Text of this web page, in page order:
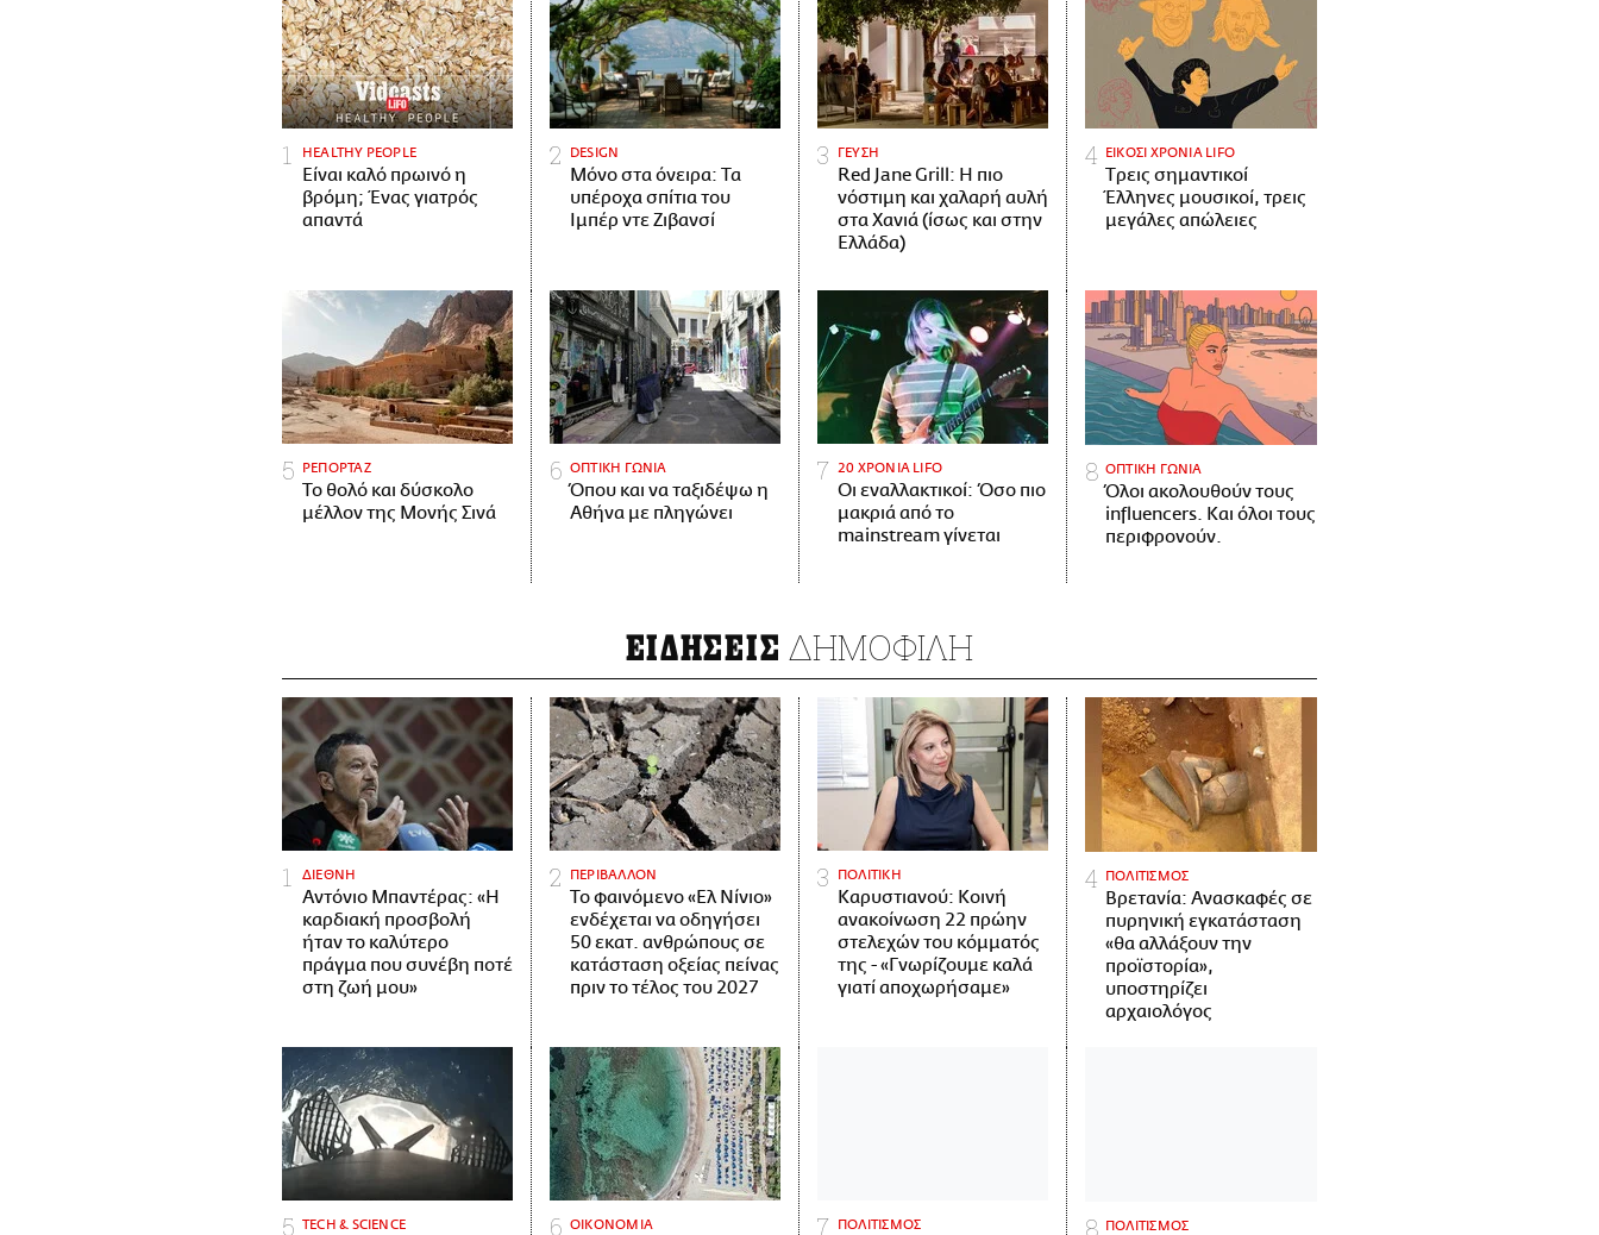
HEALTHY PEOPLE
Είναι καλό πρωινό η
βρόμη; Ένας γιατρός
απαντά
DESIGN
Μόνο στα όνειρα: Τα
υπέροχα σπίτια του
Ιμπέρ ντε Ζιβανσί
ΓΕΥΣΗ
Red Jane Grill: Η πιο
νόστιμη και χαλαρή αυλή
στα Χανιά (ίσως και στην
Ελλάδα)
ΕΙΚΟΣΙ ΧΡΟΝΙΑ LIFO
Tρεις σημαντικοί
Έλληνες μουσικοί, τρεις
μεγάλες απώλειες
ΡΕΠΟΡΤΑΖ
Το θολό και δύσκολο
μέλλον της Μονής Σινά
ΟΠΤΙΚΗ ΓΩΝΙΑ
Όπου και να ταξιδέψω η
Αθήνα με πληγώνει
20 ΧΡΟΝΙΑ LIFO
Οι εναλλακτικοί: Όσο πιο
μακριά από το
mainstream γίνεται
ΟΠΤΙΚΗ ΓΩΝΙΑ
Όλοι ακολουθούν τους
influencers. Και όλοι τους
περιφρονούν.
ΕΙΔΗΣΕΙΣ ΔΗΜΟΦΙΛΗ
ΔΙΕΘΝΗ
Αντόνιο Μπαντέρας: «Η
καρδιακή προσβολή
ήταν το καλύτερο
πράγμα που συνέβη ποτέ
στη ζωή μου»
ΠΕΡΙΒΑΛΛΟΝ
Το φαινόμενο «Ελ Νίνιο»
ενδέχεται να οδηγήσει
50 εκατ. ανθρώπους σε
κατάσταση οξείας πείνας
πριν το τέλος του 2027
ΠΟΛΙΤΙΚΗ
Καρυστιανού: Κοινή
ανακοίνωση 22 πρώην
στελεχών του κόμματός
της - «Γνωρίζουμε καλά
γιατί αποχωρήσαμε»
ΠΟΛΙΤΙΣΜΟΣ
Βρετανία: Ανασκαφές σε
πυρηνική εγκατάσταση
«θα αλλάξουν την
προϊστορία»,
υποστηρίζει
αρχαιολόγος
ΤECH & SCIENCE ΟΙΚΟΝΟΜΙΑ ΠΟΛΙΤΙΣΜΟΣ ΠΟΛΙΤΙΣΜΟΣ